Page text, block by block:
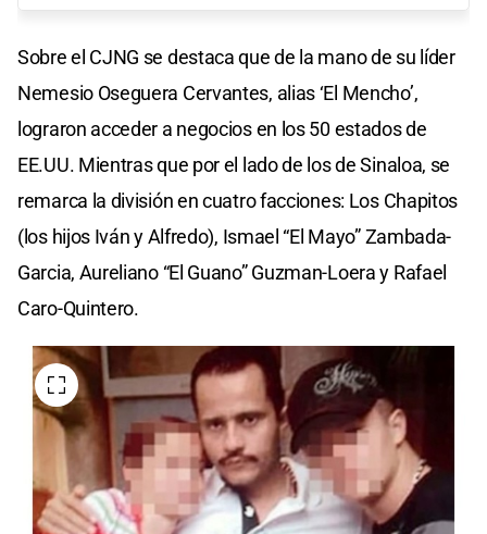
Sobre el CJNG se destaca que de la mano de su líder
Nemesio Oseguera Cervantes, alias ‘El Mencho’,
lograron acceder a negocios en los 50 estados de
EE.UU. Mientras que por el lado de los de Sinaloa, se
remarca la división en cuatro facciones: Los Chapitos
(los hijos Iván y Alfredo), Ismael “El Mayo” Zambada-
Garcia, Aureliano “El Guano” Guzman-Loera y Rafael
Caro-Quintero.